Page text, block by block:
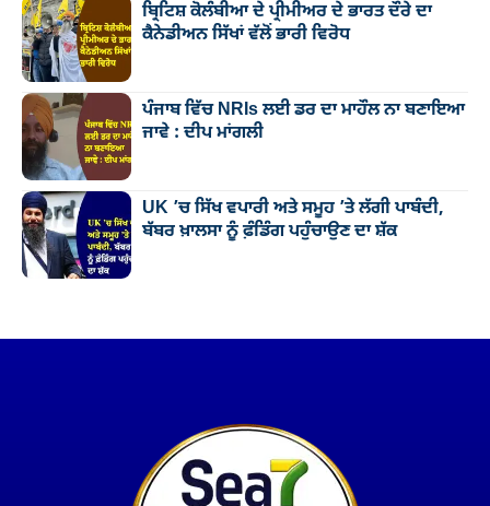
ਬ੍ਰਿਟਿਸ਼ ਕੋਲੰਬੀਆ ਦੇ ਪ੍ਰੀਮੀਅਰ ਦੇ ਭਾਰਤ ਦੌਰੇ ਦਾ
ਕੈਨੇਡੀਅਨ ਸਿੱਖਾਂ ਵੱਲੋਂ ਭਾਰੀ ਵਿਰੋਧ
ਪੰਜਾਬ ਵਿੱਚ NRIs ਲਈ ਡਰ ਦਾ ਮਾਹੌਲ ਨਾ ਬਣਾਇਆ
ਜਾਵੇ : ਦੀਪ ਮਾਂਗਲੀ
UK ’ਚ ਸਿੱਖ ਵਪਾਰੀ ਅਤੇ ਸਮੂਹ ’ਤੇ ਲੱਗੀ ਪਾਬੰਦੀ,
ਬੱਬਰ ਖ਼ਾਲਸਾ ਨੂੰ ਫ਼ੰਡਿੰਗ ਪਹੁੰਚਾਉਣ ਦਾ ਸ਼ੱਕ